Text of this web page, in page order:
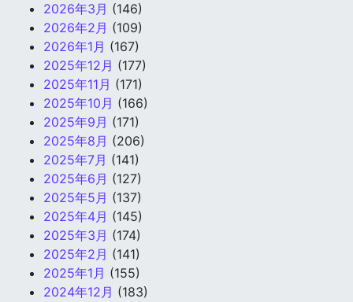
2026年3月 (146)
2026年2月 (109)
2026年1月 (167)
2025年12月 (177)
2025年11月 (171)
2025年10月 (166)
2025年9月 (171)
2025年8月 (206)
2025年7月 (141)
2025年6月 (127)
2025年5月 (137)
2025年4月 (145)
2025年3月 (174)
2025年2月 (141)
2025年1月 (155)
2024年12月 (183)